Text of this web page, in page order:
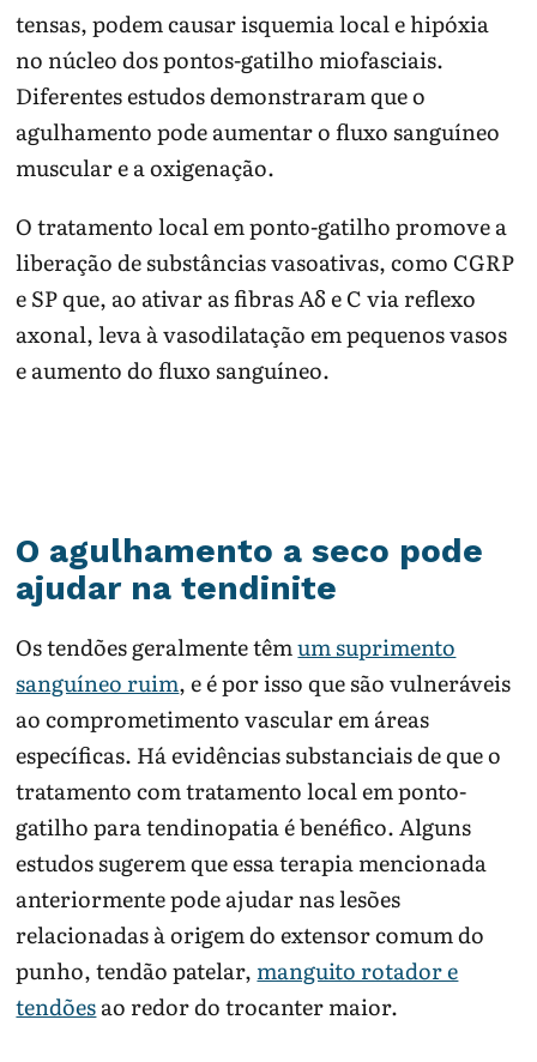
tensas, podem causar isquemia local e hipóxia
no núcleo dos pontos-gatilho miofasciais.
Diferentes estudos demonstraram que o
agulhamento pode aumentar o fluxo sanguíneo
muscular e a oxigenação.
O tratamento local em ponto-gatilho promove a
liberação de substâncias vasoativas, como CGRP
e SP que, ao ativar as fibras Aδ e C via reflexo
axonal, leva à vasodilatação em pequenos vasos
e aumento do fluxo sanguíneo.
O agulhamento a seco pode
ajudar na tendinite
Os tendões geralmente têmum suprimento
sanguíneo ruim, e é por isso que são vulneráveis ​​
ao comprometimento vascular em áreas
específicas. Há evidências substanciais de que o
tratamento com tratamento local em ponto-
gatilho para tendinopatia é benéfico. Alguns
estudos sugerem que essa terapia mencionada
anteriormente pode ajudar nas lesões
relacionadas à origem do extensor comum do
punho, tendão patelar,manguito rotador e
tendõesao redor do trocanter maior.